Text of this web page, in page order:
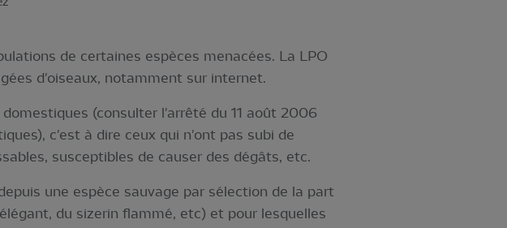
de certaines espèces menacées. La LPO
d'oiseaux, notamment sur internet.
(consulter l'arrêté du 11 août 2006
c'est à dire ceux qui n'ont pas subi de
susceptibles de causer des dégâts, etc.
une espèce sauvage par sélection de la part
du sizerin flammé, etc) et pour lesquelles